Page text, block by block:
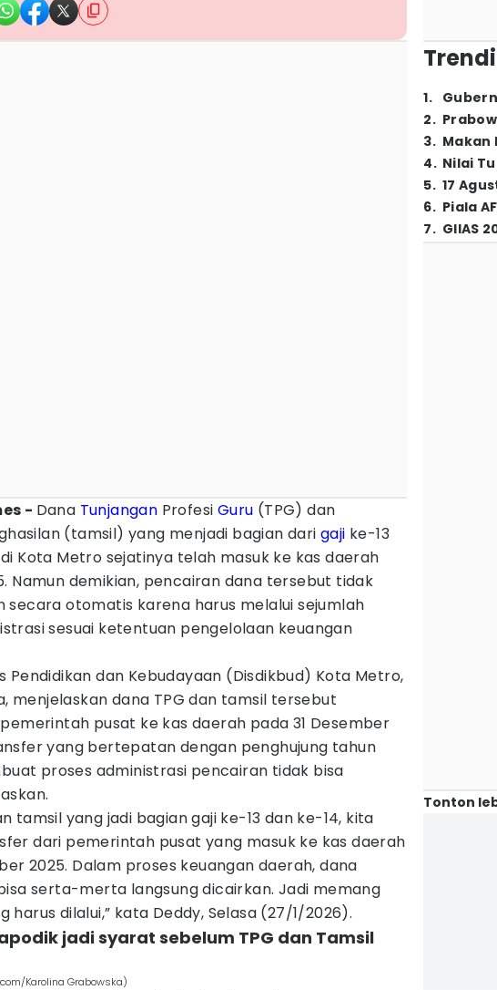
- Dana Tunjangan Profesi Guru (TPG) dan
(tamsil) yang menjadi bagian dari gaji ke-13
Kota Metro sejatinya telah masuk ke kas daerah
Namun demikian, pencairan dana tersebut tidak
secara otomatis karena harus melalui sejumlah
sesuai ketentuan pengelolaan keuangan
Pendidikan dan Kebudayaan (Disdikbud) Kota Metro,
menjelaskan dana TPG dan tamsil tersebut
pusat ke kas daerah pada 31 Desember
yang bertepatan dengan penghujung tahun
proses administrasi pencairan tidak bisa
tamsil yang jadi bagian gaji ke-13 dan ke-14, kita
dari pemerintah pusat yang masuk ke kas daerah
2025. Dalam proses keuangan daerah, dana
serta-merta langsung dicairkan. Jadi memang
harus dilalui,” kata Deddy, Selasa (27/1/2026).
jadi syarat sebelum TPG dan Tamsil
Karolina Grabowska)
1.
2.
3. Makan
4. Nilai
5. 17
6. Piala
7. GIIAS
Tonton